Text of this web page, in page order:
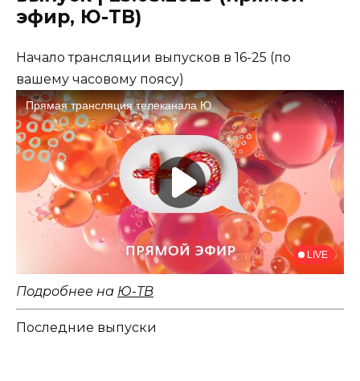
эфир, Ю-ТВ)
Начало трансляции выпусков в 16-25 (по
вашему часовому поясу)
Подробнее на Ю-ТВ
Последние выпуски